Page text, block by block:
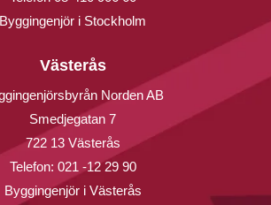
Byggingenjör i Stockholm
Västerås
Norden AB
Smedjegatan 7
722 13 Västerås
Telefon: 021 -12 29 90
Byggingenjör i Västerås